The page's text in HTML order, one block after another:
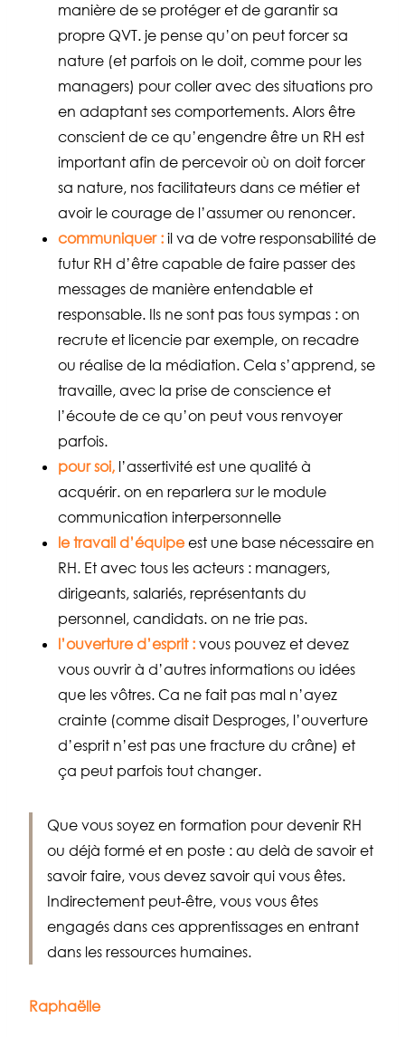
manière de se protéger et de garantir sa
propre QVT. je pense qu’on peut forcer sa
nature (et parfois on le doit, comme pour les
managers) pour coller avec des situations pro
en adaptant ses comportements. Alors être
conscient de ce qu’engendre être un RH est
important afin de percevoir où on doit forcer
sa nature, nos facilitateurs dans ce métier et
avoir le courage de l’assumer ou renoncer.
communiquer : il va de votre responsabilité de
futur RH d’être capable de faire passer des
messages de manière entendable et
responsable. Ils ne sont pas tous sympas : on
recrute et licencie par exemple, on recadre
ou réalise de la médiation. Cela s’apprend, se
travaille, avec la prise de conscience et
l’écoute de ce qu’on peut vous renvoyer
parfois.
pour soi, l’assertivité est une qualité à
acquérir. on en reparlera sur le module
communication interpersonnelle
le travail d’équipeest une base nécessaire en
RH. Et avec tous les acteurs : managers,
dirigeants, salariés, représentants du
personnel, candidats. on ne trie pas.
l’ouverture d’esprit : vous pouvez et devez
vous ouvrir à d’autres informations ou idées
que les vôtres. Ca ne fait pas mal n’ayez
crainte (comme disait Desproges, l’ouverture
d’esprit n’est pas une fracture du crâne) et
ça peut parfois tout changer.
Que vous soyez en formation pour devenir RH
ou déjà formé et en poste : au delà de savoir et
savoir faire, vous devez savoir qui vous êtes.
Indirectement peut-être, vous vous êtes
engagés dans ces apprentissages en entrant
dans les ressources humaines.
Raphaëlle